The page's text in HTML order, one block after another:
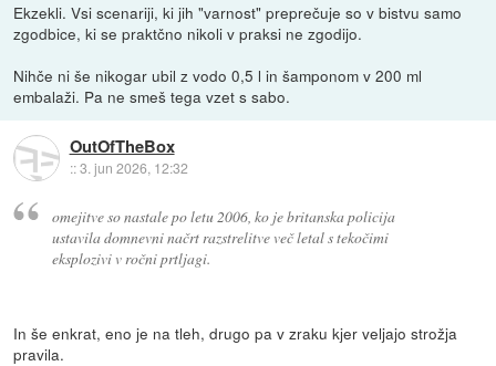
Ekzekli. Vsi scenariji, ki jih "varnost" preprečuje so v bistvu samo
zgodbice, ki se praktčno nikoli v praksi ne zgodijo.
Nihče ni še nikogar ubil z vodo 0,5 l in šamponom v 200 ml
embalaži. Pa ne smeš tega vzet s sabo.
OutOfTheBox
::3. jun 2026, 12:32
omejitve so nastale po letu 2006, ko je britanska policija
ustavila domnevni načrt razstrelitve več letal s tekočimi
eksplozivi v ročni prtljagi.
In še enkrat, eno je na tleh, drugo pa v zraku kjer veljajo strožja
pravila.